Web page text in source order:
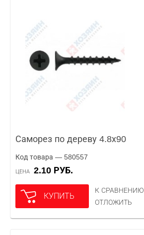
Саморез по дереву 4.8х90
Код товара — 580557
ЦЕНА 2.10 РУБ.
КУПИТЬ
К СРАВНЕНИЮ
ОТЛОЖИТЬ